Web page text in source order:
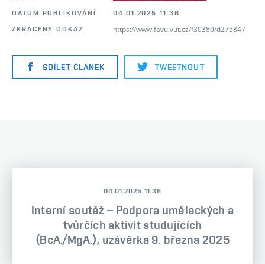
DATUM PUBLIKOVÁNÍ
04.01.2025 11:36
ZKRÁCENÝ ODKAZ
https://www.favu.vut.cz/f30380/d275847
SDÍLET ČLÁNEK TWEETNOUT
04.01.2025 11:36
Interní soutěž – Podpora uměleckých a
tvůrčích aktivit studujících
(BcA./MgA.), uzávěrka 9. března 2025